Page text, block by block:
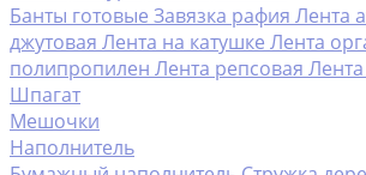
Банты готовые Завязка рафия Лента
джутовая Лента на катушке Лента
полипропилен Лента репсовая
Шпагат
Мешочки
Наполнитель